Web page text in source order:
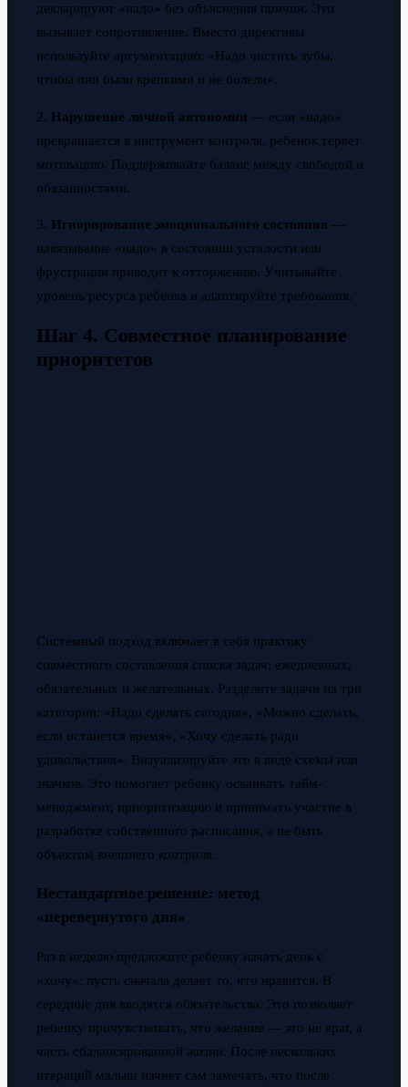
декларируют «надо» без объяснения причин. Это
вызывает сопротивление. Вместо директивы
используйте аргументацию: «Надо чистить зубы,
чтобы они были крепкими и не болели».
2. Нарушение личной автономии — если «надо»
превращается в инструмент контроля, ребенок теряет
мотивацию. Поддерживайте баланс между свободой и
обязанностями.
3. Игнорирование эмоционального состояния —
навязывание «надо» в состоянии усталости или
фрустрации приводит к отторжению. Учитывайте
уровень ресурса ребенка и адаптируйте требования.
Шаг 4. Совместное планирование
приоритетов
Системный подход включает в себя практику
совместного составления списка задач: ежедневных,
обязательных и желательных. Разделите задачи на три
категории: «Надо сделать сегодня», «Можно сделать,
если останется время», «Хочу сделать ради
удовольствия». Визуализируйте это в виде схемы или
значков. Это помогает ребенку осваивать тайм-
менеджмент, приоритизацию и принимать участие в
разработке собственного расписания, а не быть
объектом внешнего контроля.
Нестандартное решение: метод
«перевернутого дня»
Раз в неделю предложите ребенку начать день с
«хочу»: пусть сначала делает то, что нравится. В
середине дня вводятся обязательства. Это позволяет
ребенку прочувствовать, что желание — это не враг, а
часть сбалансированной жизни. После нескольких
итераций малыш начнет сам замечать, что после